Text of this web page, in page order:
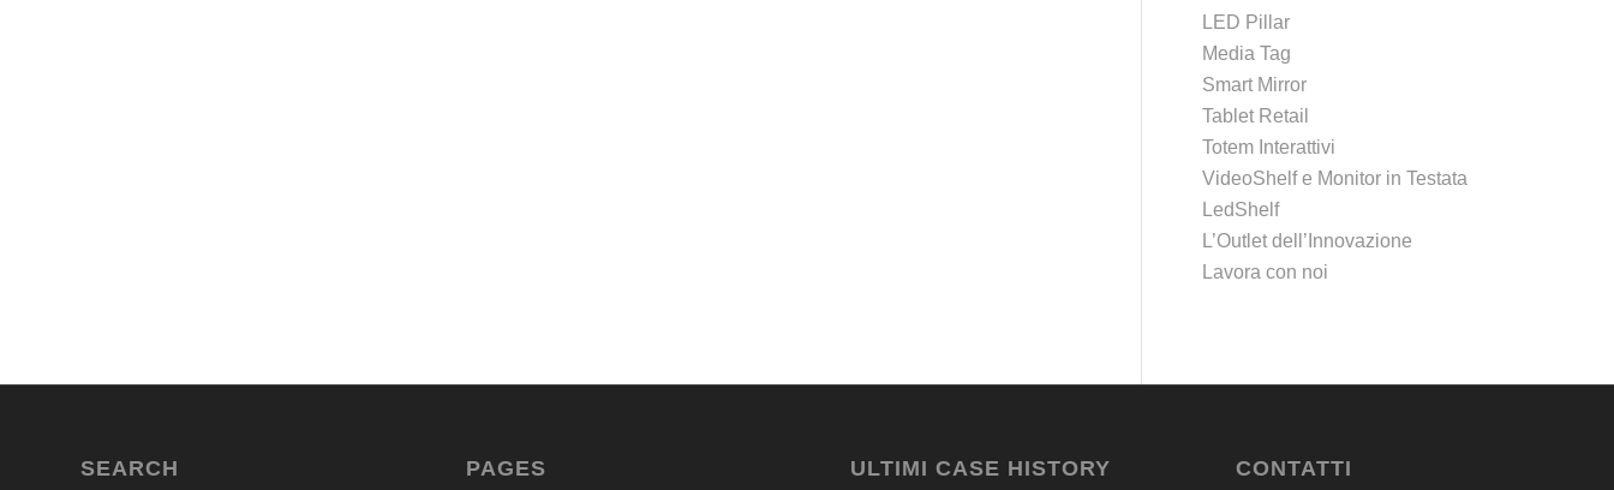
LED Pillar
Media Tag
Smart Mirror
Tablet Retail
Totem Interattivi
VideoShelf e Monitor in Testata
LedShelf
L’Outlet dell’Innovazione
Lavora con noi
SEARCH PAGES ULTIMI CASE HISTORY CONTATTI